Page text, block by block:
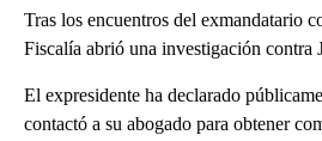
Tras los encuentros del exmandatario
Fiscalía abrió una investigación contra
El expresidente ha declarado
contactó a su abogado para obtener